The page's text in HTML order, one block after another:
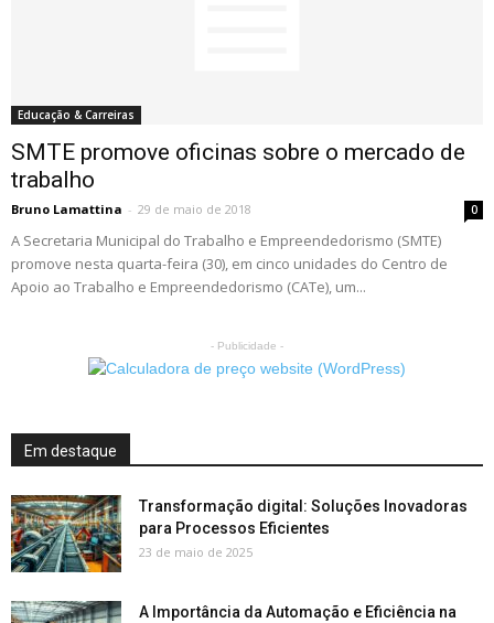
Educação & Carreiras
SMTE promove oficinas sobre o mercado de
trabalho
Bruno Lamattina - 29 de maio de 2018 0
A Secretaria Municipal do Trabalho e Empreendedorismo (SMTE)
promove nesta quarta-feira (30), em cinco unidades do Centro de
Apoio ao Trabalho e Empreendedorismo (CATe), um...
- Publicidade -
Em destaque
Transformação digital: Soluções Inovadoras
para Processos Eficientes
23 de maio de 2025
A Importância da Automação e Eficiência na